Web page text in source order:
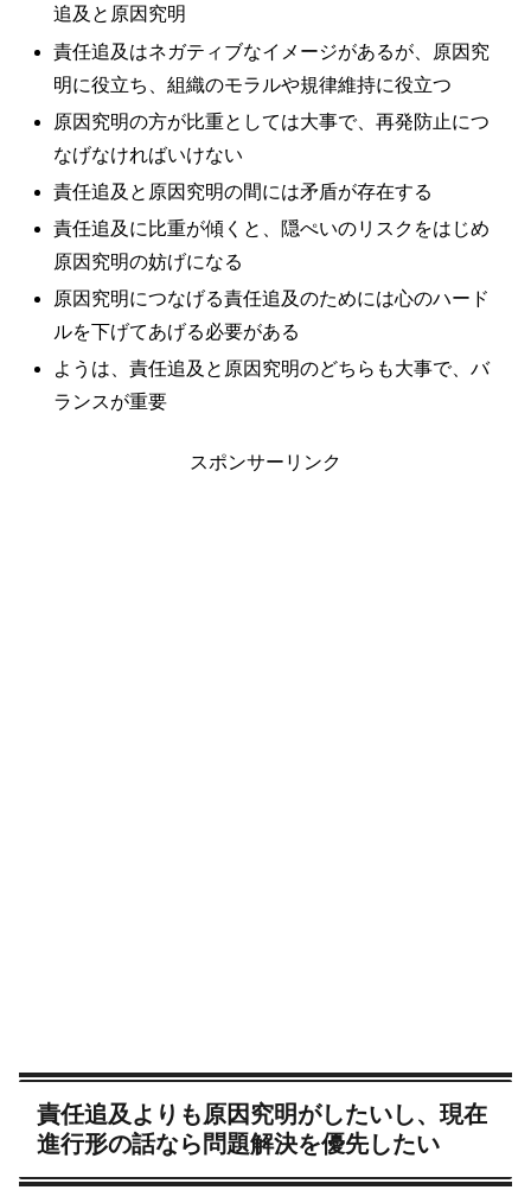
追及と原因究明
責任追及はネガティブなイメージがあるが、原因究
明に役立ち、組織のモラルや規律維持に役立つ
原因究明の方が比重としては大事で、再発防止につ
なげなければいけない
責任追及と原因究明の間には矛盾が存在する
責任追及に比重が傾くと、隠ぺいのリスクをはじめ
原因究明の妨げになる
原因究明につなげる責任追及のためには心のハード
ルを下げてあげる必要がある
ようは、責任追及と原因究明のどちらも大事で、バ
ランスが重要
スポンサーリンク
責任追及よりも原因究明がしたいし、現在
進行形の話なら問題解決を優先したい